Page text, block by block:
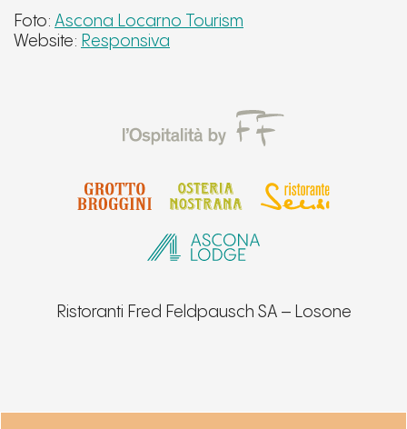
Foto: Ascona Locarno Tourism
Website: Responsiva
Ristoranti Fred Feldpausch SA – Losone